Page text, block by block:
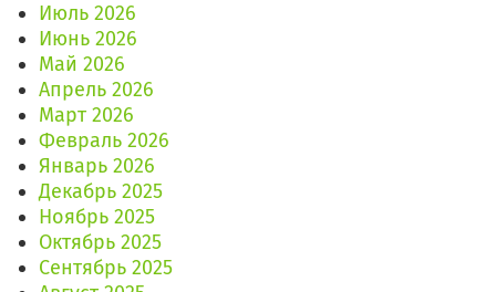
Июль 2026
Июнь 2026
Май 2026
Апрель 2026
Март 2026
Февраль 2026
Январь 2026
Декабрь 2025
Ноябрь 2025
Октябрь 2025
Сентябрь 2025